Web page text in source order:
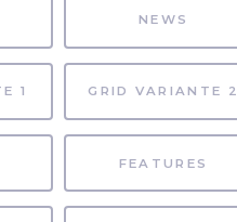
NEWS
1 GRID VARIANTE 2
FEATURES